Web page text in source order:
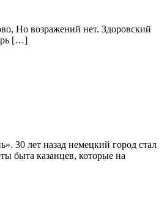
Но возражений нет. Здоровский
[…]
30 лет назад немецкий город стал
быта казанцев, которые на